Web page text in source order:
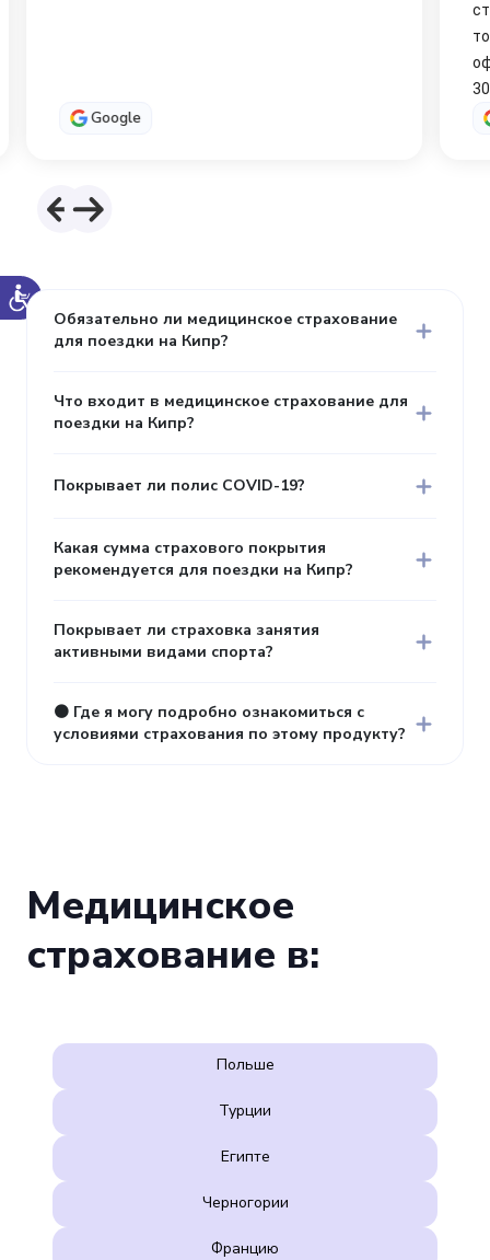
СТО. Все быстро, качественно и без лишних
Google
Обязательно ли медицинское страхование
для поездки на Кипр?
Что входит в медицинское страхование для
поездки на Кипр?
Покрывает ли полис COVID-19?
Какая сумма страхового покрытия
рекомендуется для поездки на Кипр?
Покрывает ли страховка занятия
активными видами спорта?
🟠 Где я могу подробно ознакомиться с
условиями страхования по этому продукту?
Медицинское
страхование в:
Польше
Турции
Египте
Черногории
Францию